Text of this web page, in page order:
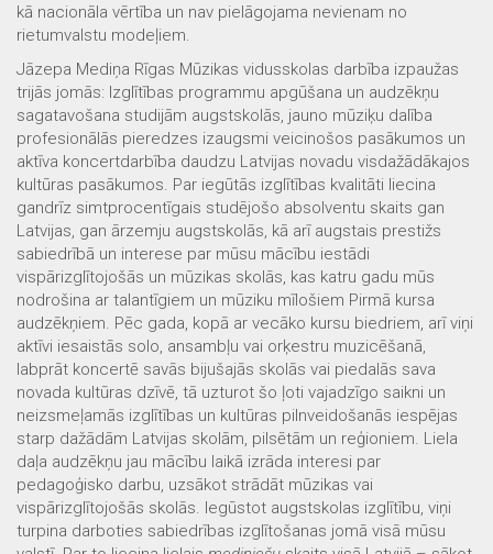
kā nacionāla vērtība un nav pielāgojama nevienam no
rietumvalstu modeļiem.
Jāzepa Mediņa Rīgas Mūzikas vidusskolas darbība izpaužas
trijās jomās: Izglītības programmu apgūšana un audzēkņu
sagatavošana studijām augstskolās, jauno mūziķu dalība
profesionālās pieredzes izaugsmi veicinošos pasākumos un
aktīva koncertdarbība daudzu Latvijas novadu visdažādākajos
kultūras pasākumos. Par iegūtās izglītības kvalitāti liecina
gandrīz simtprocentīgais studējošo absolventu skaits gan
Latvijas, gan ārzemju augstskolās, kā arī augstais prestižs
sabiedrībā un interese par mūsu mācību iestādi
vispārizglītojošās un mūzikas skolās, kas katru gadu mūs
nodrošina ar talantīgiem un mūziku mīlošiem Pirmā kursa
audzēkņiem. Pēc gada, kopā ar vecāko kursu biedriem, arī viņi
aktīvi iesaistās solo, ansambļu vai orķestru muzicēšanā,
labprāt koncertē savās bijušajās skolās vai piedalās sava
novada kultūras dzīvē, tā uzturot šo ļoti vajadzīgo saikni un
neizsmeļamās izglītības un kultūras pilnveidošanās iespējas
starp dažādām Latvijas skolām, pilsētām un reģioniem. Liela
daļa audzēkņu jau mācību laikā izrāda interesi par
pedagoģisko darbu, uzsākot strādāt mūzikas vai
vispārizglītojošās skolās. Iegūstot augstskolas izglītību, viņi
turpina darboties sabiedrības izglītošanas jomā visā mūsu